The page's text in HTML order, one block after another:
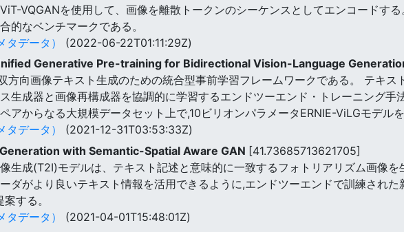
ViT-VQGANを使用して、画像を離散トークンのシーケンスとしてエンコード
的なベンチマークである。
タデータ）
(2022-06-22T01:11:29Z)
Generative Pre-training for Bidirectional Vision-Language
方向画像テキスト生成のための統合型事前学習フレームワークである。 テキ
生成器と画像再構成器を協調的に学習するエンドツーエンド・トレーニング
アからなる大規模データセット上で,10ビリオンパラメータERNIE-ViLGモデルを
タデータ）
(2021-12-31T03:53:33Z)
with Semantic-Spatial Aware GAN [41.73685713621705]
生成(T2I)モデルは、テキスト記述と意味的に一致するフォトリアリズム画像
ダがより良いテキスト情報を活用できるように,エンドツーエンドで訓練され
する。
タデータ） (2021-04-01T15:48:01Z)